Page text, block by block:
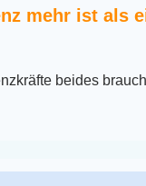
mehr ist als
beides